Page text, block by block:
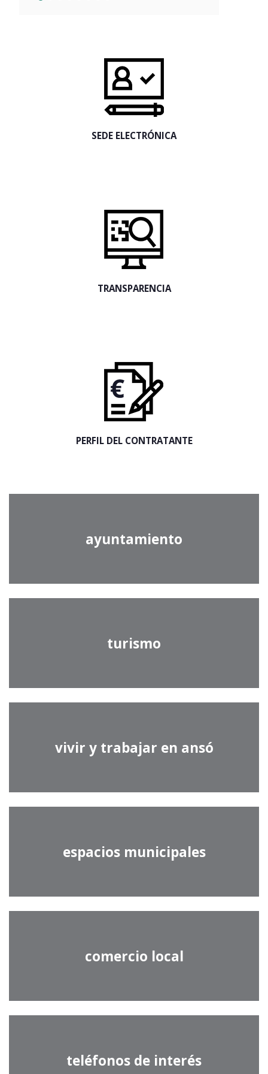
SEDE ELECTRÓNICA
TRANSPARENCIA
PERFIL DEL CONTRATANTE
ayuntamiento
turismo
vivir y trabajar en ansó
espacios municipales
comercio local
teléfonos de interés